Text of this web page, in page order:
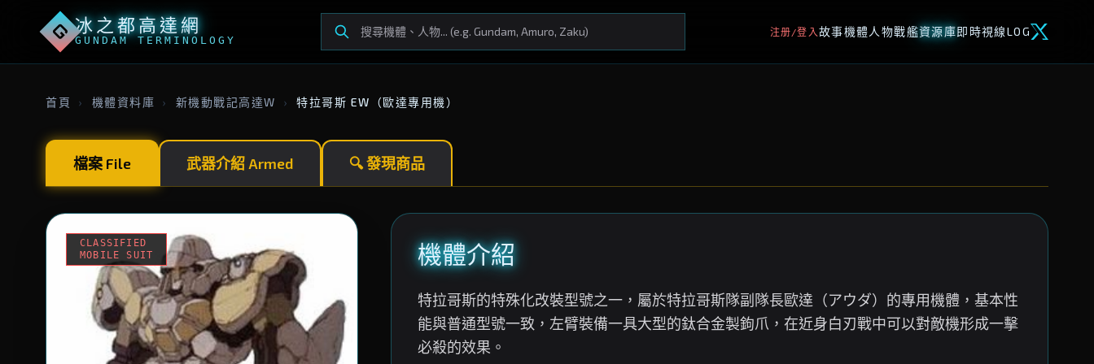
G冰之都高達網
GUNDAM TERMINOLOGY
注册/登入 故事機體人物戰艦資源庫即時視線LOG
首頁 › 機體資料庫 › 新機動戰記高達W › 特拉哥斯 EW（歐達專用機）
檔案 File 武器介紹 Armed 🔍 發現商品
CLASSIFIED
MOBILE SUIT
機體介紹
特拉哥斯的特殊化改裝型號之一，屬於特拉哥斯隊副隊長歐達（アウダ）的專用機體，基本性
能與普通型號一致，左臂裝備一具大型的鈦合金製鉤爪，在近身白刃戰中可以對敵機形成一擊
必殺的效果。